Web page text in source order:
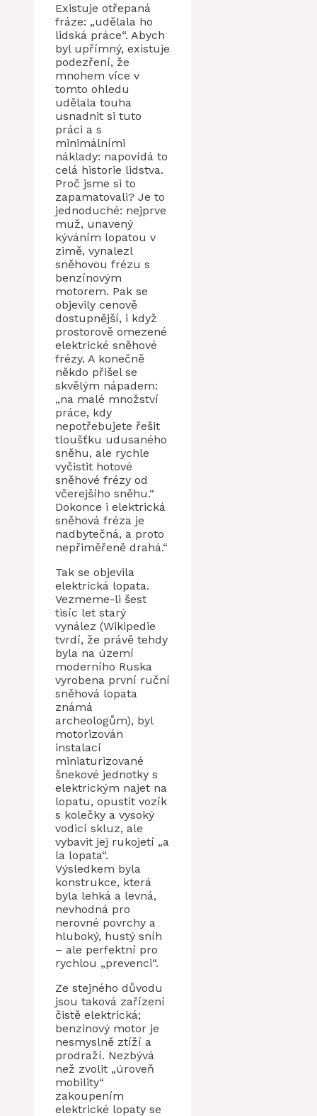
Existuje otřepaná
fráze: „udělala ho
lidská práce“. Abych
byl upřímný, existuje
podezření, že
mnohem více v
tomto ohledu
udělala touha
usnadnit si tuto
práci a s
minimálními
náklady: napovídá to
celá historie lidstva.
Proč jsme si to
zapamatovali? Je to
jednoduché: nejprve
muž, unavený
kýváním lopatou v
zimě, vynalezl
sněhovou frézu s
benzínovým
motorem. Pak se
objevily cenově
dostupnější, i když
prostorově omezené
elektrické sněhové
frézy. A konečně
někdo přišel se
skvělým nápadem:
„na malé množství
práce, kdy
nepotřebujete řešit
tloušťku udusaného
sněhu, ale rychle
vyčistit hotové
sněhové frézy od
včerejšího sněhu.“
Dokonce i elektrická
sněhová fréza je
nadbytečná, a proto
nepřiměřeně drahá.“
Tak se objevila
elektrická lopata.
Vezmeme-li šest
tisíc let starý
vynález (Wikipedie
tvrdí, že právě tehdy
byla na území
moderního Ruska
vyrobena první ruční
sněhová lopata
známá
archeologům), byl
motorizován
instalací
miniaturizované
šnekové jednotky s
elektrickým najet na
lopatu, opustit vozík
s kolečky a vysoký
vodicí skluz, ale
vybavit jej rukojetí „a
la lopata“.
Výsledkem byla
konstrukce, která
byla lehká a levná,
nevhodná pro
nerovné povrchy a
hluboký, hustý sníh
– ale perfektní pro
rychlou „prevenci“.
Ze stejného důvodu
jsou taková zařízení
čistě elektrická;
benzinový motor je
nesmyslně ztíží a
prodraží. Nezbývá
než zvolit „úroveň
mobility“
zakoupením
elektrické lopaty se